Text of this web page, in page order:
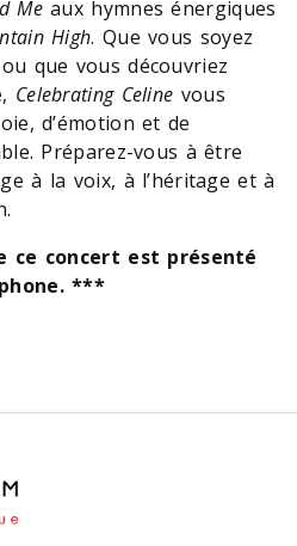
Meaux hymnes énergiques
High. Que vous soyez
que vous découvriez
Celebrating Celine vous
d’émotion et de
Préparez-vous à être
à la voix, à l’héritage et à
ce concert est présenté
***